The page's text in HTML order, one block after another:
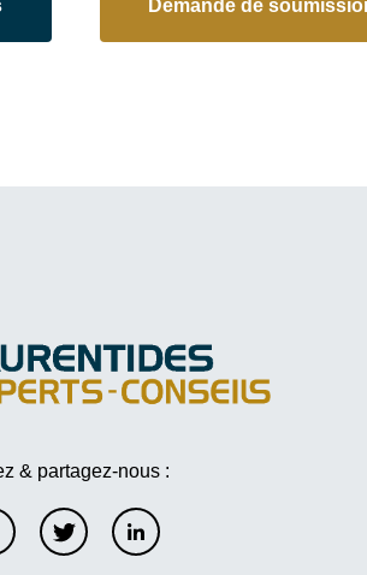
Demande de
& partagez-nous :